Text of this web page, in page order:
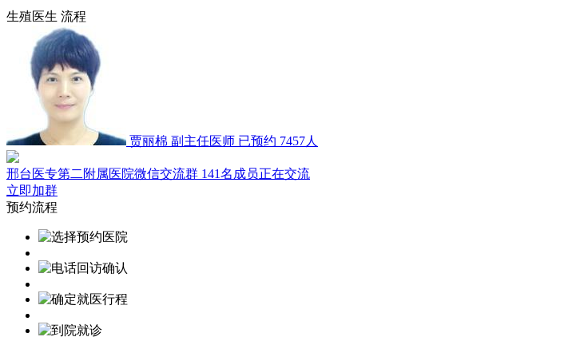
生殖医生 流程
贾丽棉 副主任医师 已预约 7457人
邢台医专第二附属医院微信交流群 141名成员正在交流
立即加群
预约流程